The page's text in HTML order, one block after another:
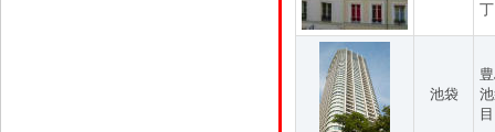
池袋
目